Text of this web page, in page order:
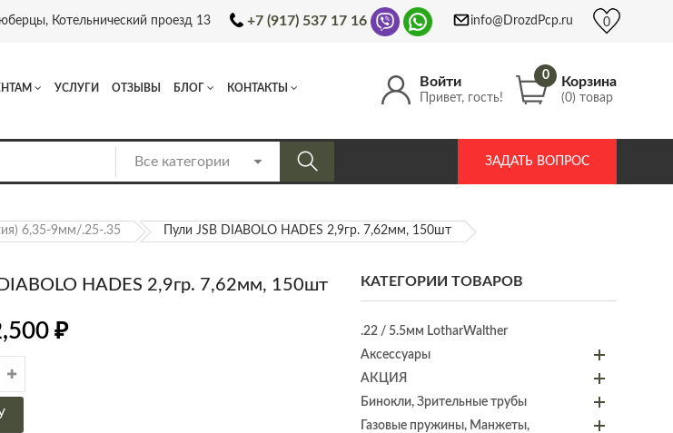
Котельнический проезд 13 +7 (917) 537 17 16 info@DrozdPcp.ru 0
Войти
Привет, гость!
0 Корзина
(0) товар
УСЛУГИ ОТЗЫВЫ БЛОГ КОНТАКТЫ
ЗАДАТЬ ВОПРОС
6,35-9мм/.25-.35 Пули JSB DIABOLO HADES 2,9гр. 7,62мм, 150шт
HADES 2,9гр. 7,62мм, 150шт
₽
КАТЕГОРИИ ТОВАРОВ
.22 / 5.5мм LotharWalther
Аксессуары
АКЦИЯ
Бинокли, Зрительные трубы
Газовые пружины, Манжеты,